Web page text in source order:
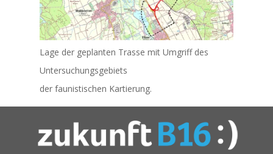
Lage der geplanten Trasse mit Umgriff des
Untersuchungsgebiets
der faunistischen Kartierung.